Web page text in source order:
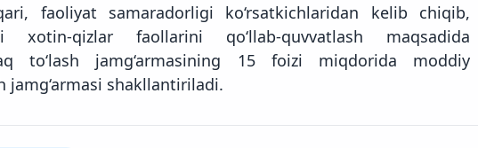
faoliyat samaradorligi ko‘rsatkichlaridan kelib chiqib,
xotin-qizlar faollarini qo‘llab-quvvatlash maqsadida
to‘lash jamg‘armasining 15 foizi miqdorida moddiy
jamg‘armasi shakllantiriladi.